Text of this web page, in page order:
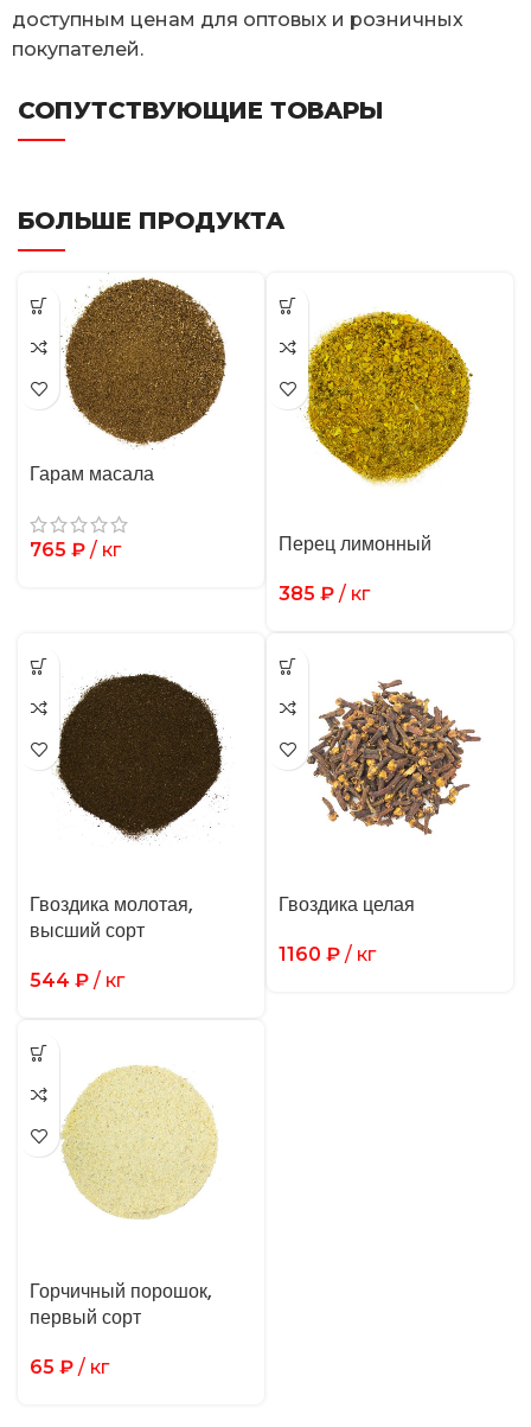
доступным ценам для оптовых и розничных
покупателей.
СОПУТСТВУЮЩИЕ ТОВАРЫ
БОЛЬШЕ ПРОДУКТА
Гарам масала
765 ₽ / кг Перец лимонный
385 ₽ / кг
Гвоздика молотая,
высший сорт
544 ₽ / кг
Гвоздика целая
1160 ₽ / кг
Горчичный порошок,
первый сорт
65 ₽ / кг